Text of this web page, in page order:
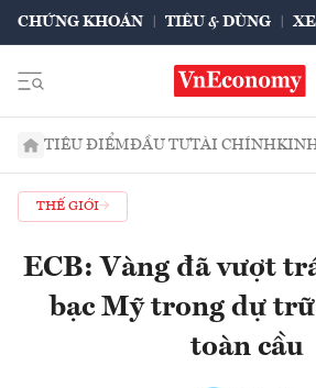
CHỨNG KHOÁN TIÊU & DÙNG XE
TIÊU ĐIỂMĐẦU TƯTÀI CHÍNH
THẾ GIỚI
ECB: Vàng đã vượt
bạc Mỹ trong dự
toàn cầu